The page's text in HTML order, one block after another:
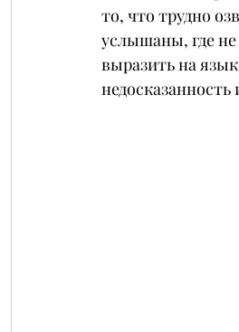
то, что трудно
услышаны, где
выразить на